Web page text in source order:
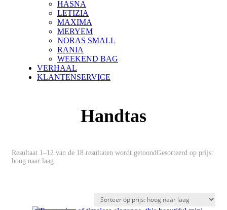
HASNA
LETIZIA
MAXIMA
MERYEM
NORAS SMALL
RANIA
WEEKEND BAG
VERHAAL
KLANTENSERVICE
Handtas
Resultaat 1–12 van de 18 resultaten wordt getoondGesorteerd op prijs:
hoog naar laag